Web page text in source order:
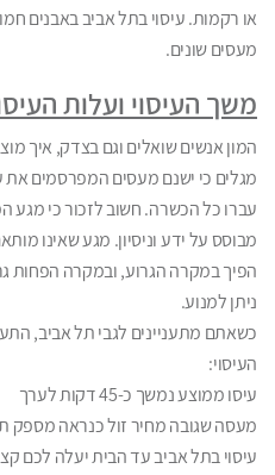
או רקמות. עיסוי בתל אביב באבנים
מעסים שונים.
משך העיסוי ועלות
המון אנשים שואלים וגם בצדק, איך
מגלים כי ישנם מעסים המפרסמים
עברו כל הכשרה. חשוב לזכור כי מגע
מבוסס על ידע וניסיון. מגע שאינו
הפיך במקרה הגרוע, ובמקרה הפחות
ניתן למנוע.
כשאתם מתעניינים לגבי תל אביב,
העיסוי:
עיסו ממוצע נמשך כ-45 דקות לערך
מעסה שגובה מחיר זול כנראה מספק
עיסוי בתל אביב עד הבית יעלה לכם